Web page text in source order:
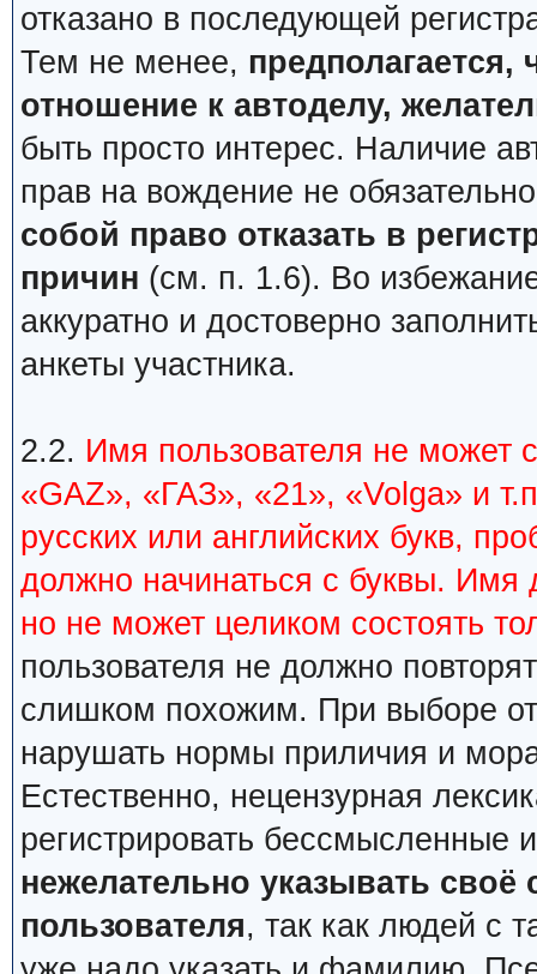
отказано в последующей
Тем не менее, предполагается,
отношение к автоделу,
быть просто интерес. Наличие
прав на вождение не
собой право отказать в
причин (см. п. 1.6). Во
аккуратно и достоверно
анкеты участника.
2.2. Имя пользователя не может
«GAZ», «ГАЗ», «21», «Volga» и
русских или английских букв,
должно начинаться с буквы. Имя
но не может целиком состоять
пользователя не должно
слишком похожим. При выборе
нарушать нормы приличия и
Естественно, нецензурная
регистрировать
нежелательно указывать своё
пользователя, так как людей с